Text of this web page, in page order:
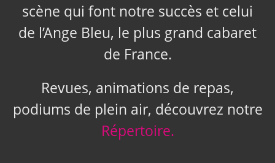
scène qui font notre succès et celui
de l’Ange Bleu, le plus grand cabaret
de France.
Revues, animations de repas,
podiums de plein air, découvrez notre
Répertoire.